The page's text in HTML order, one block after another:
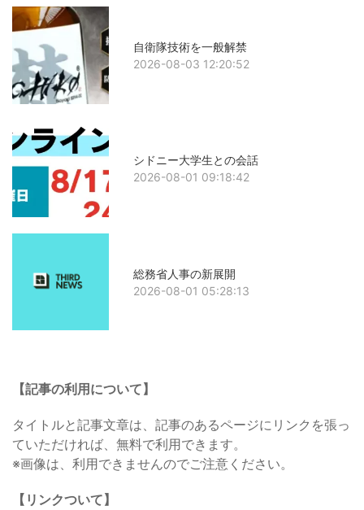
自衛隊技術を一般解禁
2026-08-03 12:20:52
シドニー大学生との会話
2026-08-01 09:18:42
総務省人事の新展開
2026-08-01 05:28:13
【記事の利用について】
タイトルと記事文章は、記事のあるページにリンクを張っ
ていただければ、無料で利用できます。
※画像は、利用できませんのでご注意ください。
【リンクついて】